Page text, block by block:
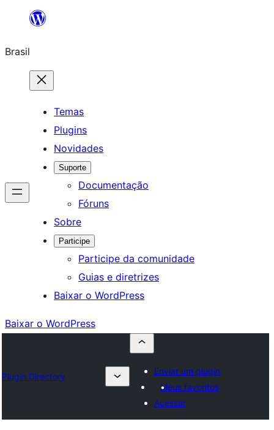
o
conteúdo
Brasil
Temas
Plugins
Novidades
Suporte
Documentação
Fóruns
Sobre
Participe
Participe da comunidade
Guias e diretrizes
Baixar o WordPress
Baixar o WordPress
Plugin Directory
Enviar um plugin
Meus favoritos
Acessar